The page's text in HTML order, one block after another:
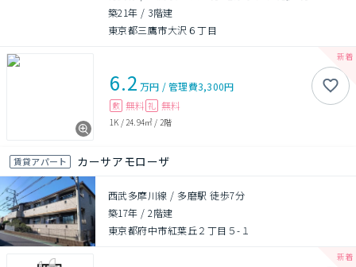
築21年 / 3階建
東京都三鷹市大沢６丁目
6.2 万円 /管理費3,300円
敷 無料 礼 無料
1K / 24.94㎡ / 2階
賃貸アパート カーサアモローザ
西武多摩川線 / 多磨駅 徒歩7分
築17年 /2階建
東京都府中市紅葉丘２丁目５-１